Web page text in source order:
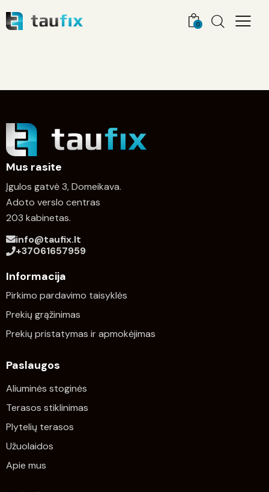
0
Mus rasite
Įgulos gatvė 3, Domeikava.
Adoto verslo centras
203 kabinetas.
info@taufix.lt
+37061657959
Informacija
Pirkimo pardavimo taisyklės
Prekių grąžinimas
Prekių pristatymas ir apmokėjimas
Paslaugos
Aliuminės stoginės
Terasos stiklinimas
Plytelių terasos
Užuolaidos
Apie mus